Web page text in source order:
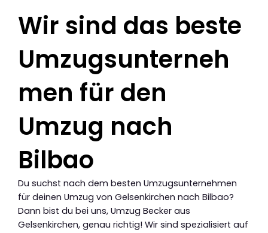
Wir sind das beste
Umzugsunterneh
men für den
Umzug nach
Bilbao
Du suchst nach dem besten Umzugsunternehmen
für deinen Umzug von Gelsenkirchen nach Bilbao?
Dann bist du bei uns, Umzug Becker aus
Gelsenkirchen, genau richtig! Wir sind spezialisiert auf